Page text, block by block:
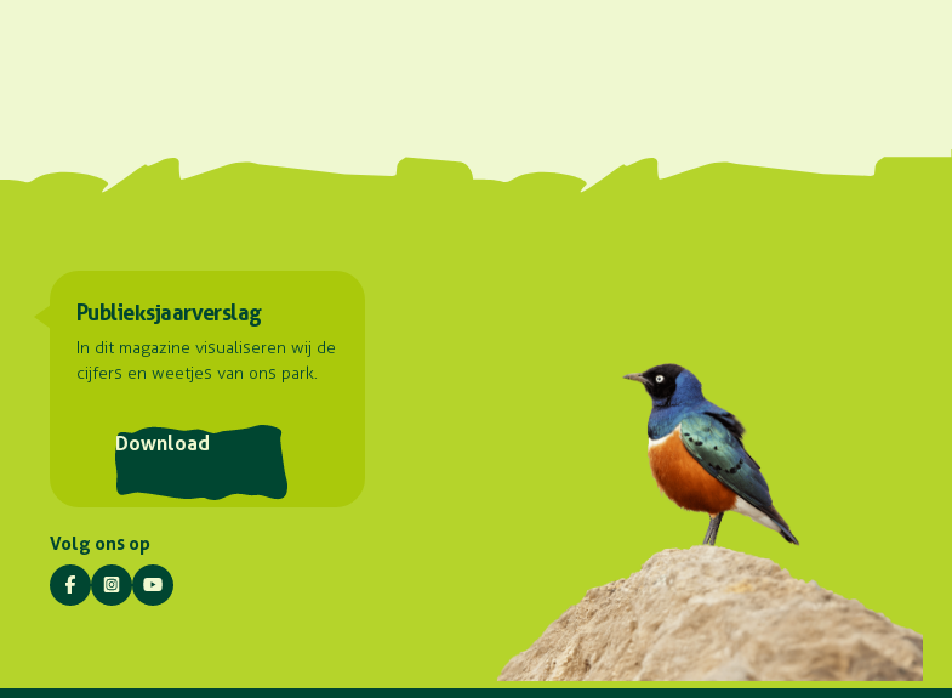
Publieksjaarverslag
In dit magazine visualiseren wij de
cijfers en weetjes van ons park.
Download
Volg ons op